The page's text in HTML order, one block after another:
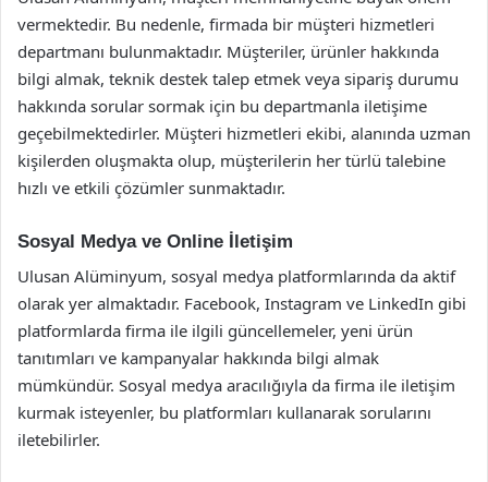
vermektedir. Bu nedenle, firmada bir müşteri hizmetleri
departmanı bulunmaktadır. Müşteriler, ürünler hakkında
bilgi almak, teknik destek talep etmek veya sipariş durumu
hakkında sorular sormak için bu departmanla iletişime
geçebilmektedirler. Müşteri hizmetleri ekibi, alanında uzman
kişilerden oluşmakta olup, müşterilerin her türlü talebine
hızlı ve etkili çözümler sunmaktadır.
Sosyal Medya ve Online İletişim
Ulusan Alüminyum, sosyal medya platformlarında da aktif
olarak yer almaktadır. Facebook, Instagram ve LinkedIn gibi
platformlarda firma ile ilgili güncellemeler, yeni ürün
tanıtımları ve kampanyalar hakkında bilgi almak
mümkündür. Sosyal medya aracılığıyla da firma ile iletişim
kurmak isteyenler, bu platformları kullanarak sorularını
iletebilirler.